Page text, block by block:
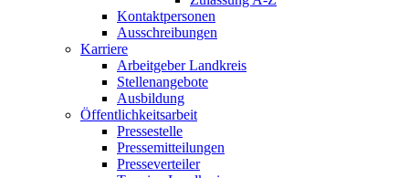
Kontaktpersonen
Ausschreibungen
Karriere
Arbeitgeber Landkreis
Stellenangebote
Ausbildung
Öffentlichkeitsarbeit
Pressestelle
Pressemitteilungen
Presseverteiler